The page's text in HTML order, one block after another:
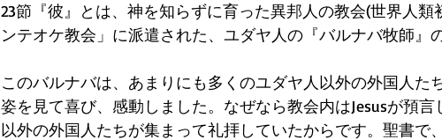
23節『彼』とは、神を知らずに育った異邦人の教会(世界人
ンテオケ教会」に派遣された、ユダヤ人の『バルナバ牧師』の
このバルナバは、あまりにも多くのユダヤ人以外の外国人た
姿を見て喜び、感動しました。なぜなら教会内はJesusが預
以外の外国人たちが集まって礼拝していたからです。聖書で